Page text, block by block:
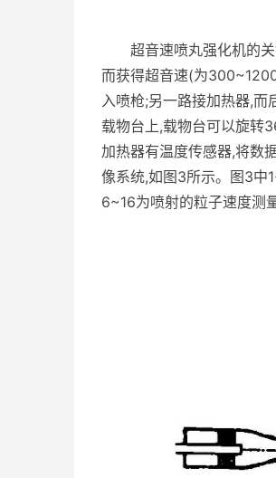
超音速喷丸强化机的
而获得超音速(为
入喷枪;另一路接加热器,而
载物台上,载物台可以旋转
加热器有温度传感器,将数
像系统,如图3所示。图3中
6~16为喷射的粒子速度测